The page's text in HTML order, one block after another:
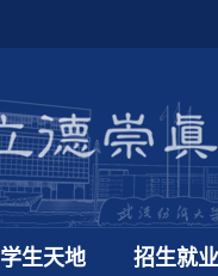
学生天地 招生就业